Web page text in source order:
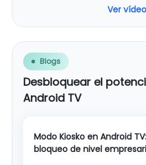
Ver vídeo
Blogs
Desbloquear el
Android TV
Modo Kiosko en Android
bloqueo de nivel